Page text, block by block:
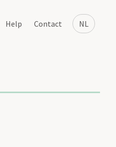
NL
Help Contact